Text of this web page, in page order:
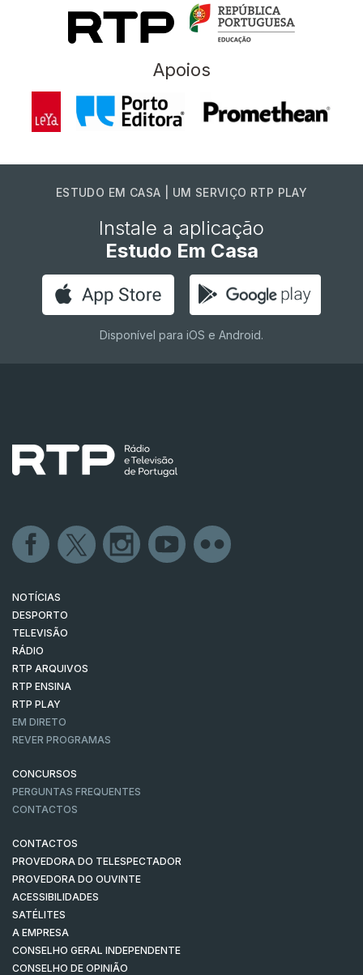
Apoios
ESTUDO EM CASA | UM SERVIÇO RTP PLAY
Instale a aplicação
Estudo Em Casa
Disponível para iOS e Android.
NOTÍCIAS
DESPORTO
TELEVISÃO
RÁDIO
RTP ARQUIVOS
RTP ENSINA
RTP PLAY
EM DIRETO
REVER PROGRAMAS
CONCURSOS
PERGUNTAS FREQUENTES
CONTACTOS
CONTACTOS
PROVEDORA DO TELESPECTADOR
PROVEDORA DO OUVINTE
ACESSIBILIDADES
SATÉLITES
A EMPRESA
CONSELHO GERAL INDEPENDENTE
CONSELHO DE OPINIÃO